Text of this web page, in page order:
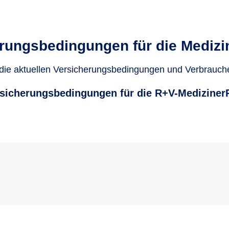
für die
aktuellen Versicherungsbedingungen und
für die R+V-